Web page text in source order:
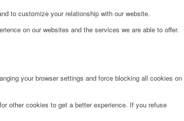
to customize your relationship with our website.
on our websites and the services we are able to offer.
your browser settings and force blocking all cookies on
other cookies to get a better experience. If you refuse